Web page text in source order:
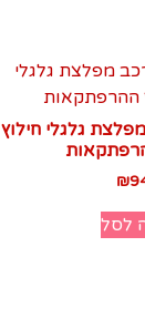
גלגלי חילוץ
₪
לסל